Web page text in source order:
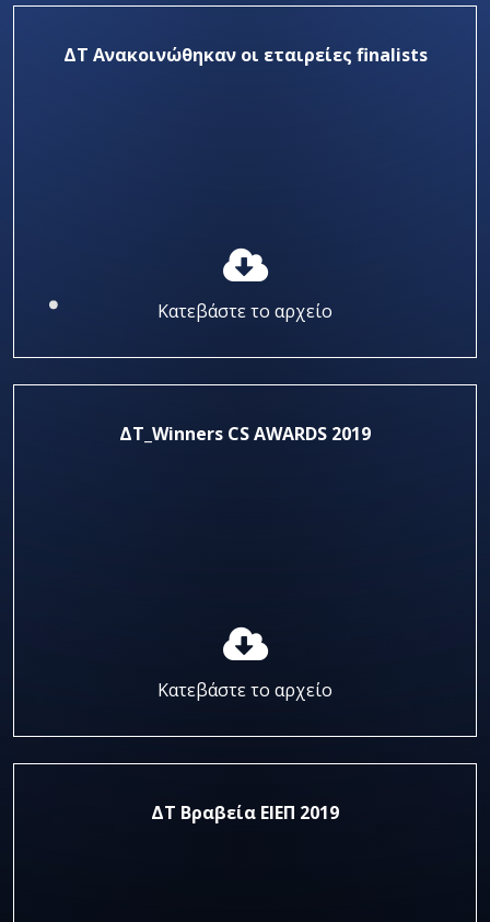
ΔΤ Ανακοινώθηκαν οι εταιρείες finalists
Κατεβάστε το αρχείο
ΔΤ_Winners CS AWARDS 2019
Κατεβάστε το αρχείο
ΔΤ Βραβεία ΕΙΕΠ 2019